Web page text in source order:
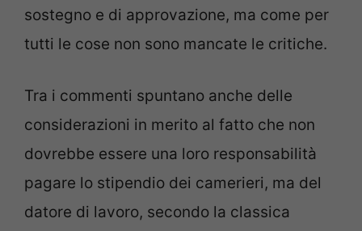
sostegno e di approvazione, ma come per
tutti le cose non sono mancate le critiche.
Tra i commenti spuntano anche delle
considerazioni in merito al fatto che non
dovrebbe essere una loro responsabilità
pagare lo stipendio dei camerieri, ma del
datore di lavoro, secondo la classica